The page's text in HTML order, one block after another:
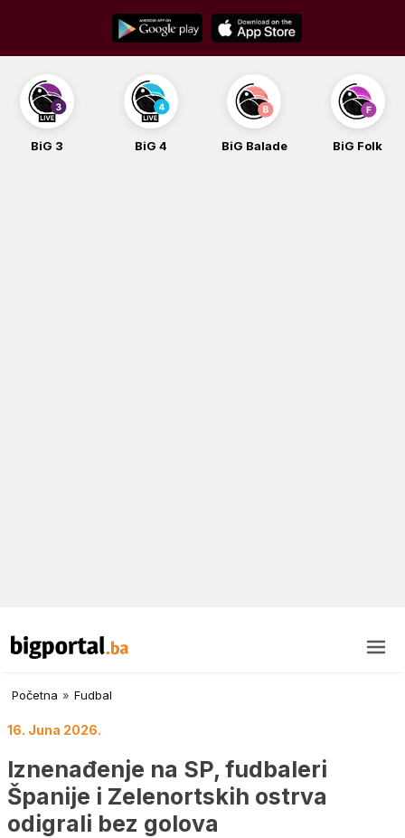
content
BiG 4 BiG Balade BiG Folk BiG iG
Početna » Fudbal
16. Juna 2026.
Iznenađenje na SP, fudbaleri
Španije i Zelenortskih ostrva
odigrali bez golova